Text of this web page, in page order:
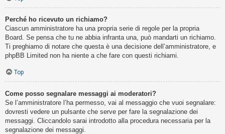
Perché ho ricevuto un richiamo?
Ciascun amministratore ha una propria serie di regole per la propria
Board. Se pensa che tu ne abbia infranta una, può mandarti un richiamo.
Ti preghiamo di notare che questa è una decisione dell’amministratore, e
phpBB Limited non ha niente a che fare con questi richiami.
Top
Come posso segnalare messaggi ai moderatori?
Se l’amministratore l’ha permesso, vai al messaggio che vuoi segnalare:
dovresti vedere un pulsante che serve per fare la segnalazione dei
messaggi. Cliccandolo sarai introdotto alla procedura necessaria per la
segnalazione dei messaggi.